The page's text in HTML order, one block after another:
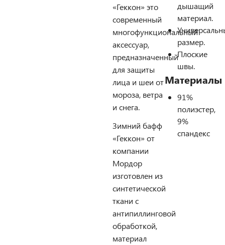
«Геккон» это
современный
многофункциональный
аксессуар,
предназначенный
для защиты
лица и шеи от
мороза, ветра
и снега.
Зимний бафф
«Геккон» от
компании
Мордор
изготовлен из
синтетической
ткани с
антипиллинговой
обработкой,
материал
дышащий
материал.
размер.
Плоские
швы.
Материалы
91%
полиэстер,
9%
спандекс